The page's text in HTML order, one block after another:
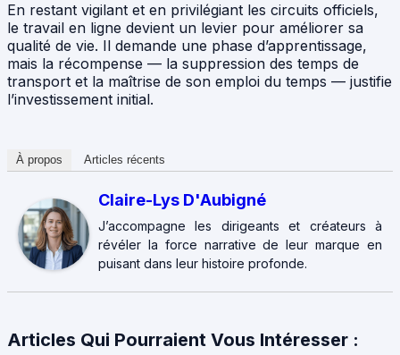
En restant vigilant et en privilégiant les circuits officiels,
le travail en ligne devient un levier pour améliorer sa
qualité de vie. Il demande une phase d’apprentissage,
mais la récompense — la suppression des temps de
transport et la maîtrise de son emploi du temps — justifie
l’investissement initial.
À propos Articles récents
Claire-Lys D'Aubigné
J’accompagne les dirigeants et créateurs à
révéler la force narrative de leur marque en
puisant dans leur histoire profonde.
Articles Qui Pourraient Vous Intéresser :